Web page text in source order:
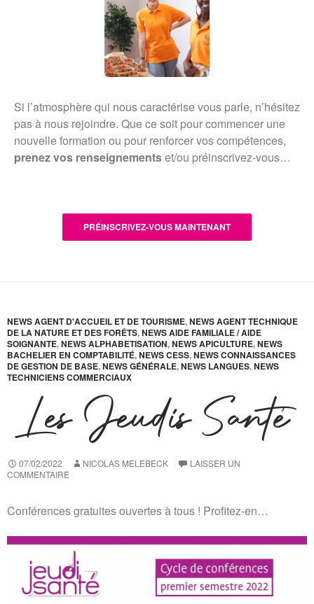
Si l’atmosphère qui nous caractérise vous parle, n’hésitez
pas à nous rejoindre. Que ce soit pour commencer une
nouvelle formation ou pour renforcer vos compétences,
prenez vos renseignementset/ou préinscrivez-vous…
PRÉINSCRIVEZ-VOUS MAINTENANT
NEWS AGENT D'ACCUEIL ET DE TOURISME,NEWS AGENT TECHNIQUE
DE LA NATURE ET DES FORÊTS,NEWS AIDE FAMILIALE / AIDE
SOIGNANTE,NEWS ALPHABETISATION,NEWS APICULTURE,NEWS
BACHELIER EN COMPTABILITÉ,NEWS CESS,NEWS CONNAISSANCES
DE GESTION DE BASE,NEWS GÉNÉRALE,NEWS LANGUES,NEWS
TECHNICIENS COMMERCIAUX
Les Jeudis Santé
07/02/2022 NICOLAS MELEBECK
LAISSER UN
COMMENTAIRE
Conférences gratuites ouvertes à tous ! Profitez-en…